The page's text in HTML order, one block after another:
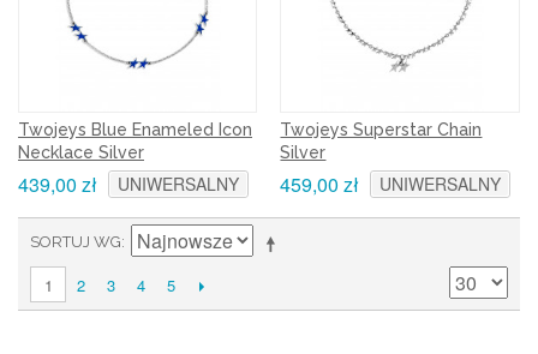
Twojeys Blue Enameled Icon
Necklace Silver
UNIWERSALNY
439,00 zł
Twojeys Superstar Chain
Silver
UNIWERSALNY
459,00 zł
SORTUJ WG
1 2 3 4 5